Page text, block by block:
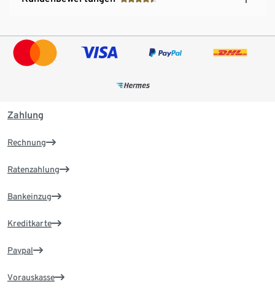
Zahlung
Rechnung
Ratenzahlung
Bankeinzug
Kreditkarte
Paypal
Vorauskasse